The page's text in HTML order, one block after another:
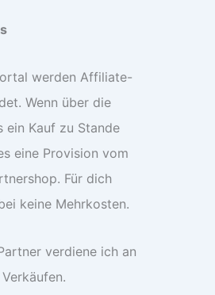
werden Affiliate-
Wenn über die
ein Kauf zu Stande
eine Provision vom
Für dich
keine Mehrkosten.
verdiene ich an